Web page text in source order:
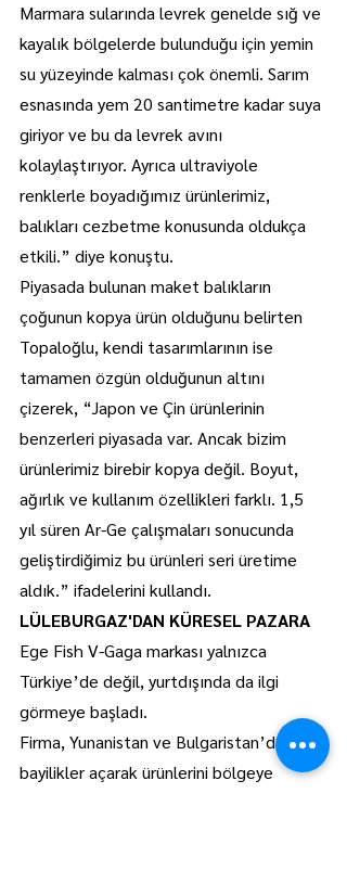
Marmara sularında levrek genelde sığ ve
kayalık bölgelerde bulunduğu için yemin
su yüzeyinde kalması çok önemli. Sarım
esnasında yem 20 santimetre kadar suya
giriyor ve bu da levrek avını
kolaylaştırıyor. Ayrıca ultraviyole
renklerle boyadığımız ürünlerimiz,
balıkları cezbetme konusunda oldukça
etkili.” diye konuştu.
Piyasada bulunan maket balıkların
çoğunun kopya ürün olduğunu belirten
Topaloğlu, kendi tasarımlarının ise
tamamen özgün olduğunun altını
çizerek, “Japon ve Çin ürünlerinin
benzerleri piyasada var. Ancak bizim
ürünlerimiz birebir kopya değil. Boyut,
ağırlık ve kullanım özellikleri farklı. 1,5
yıl süren Ar-Ge çalışmaları sonucunda
geliştirdiğimiz bu ürünleri seri üretime
aldık.” ifadelerini kullandı.
LÜLEBURGAZ'DAN KÜRESEL PAZARA
Ege Fish V-Gaga markası yalnızca
Türkiye’de değil, yurtdışında da ilgi
görmeye başladı.
Firma, Yunanistan ve Bulgaristan’da
bayilikler açarak ürünlerini bölgeye